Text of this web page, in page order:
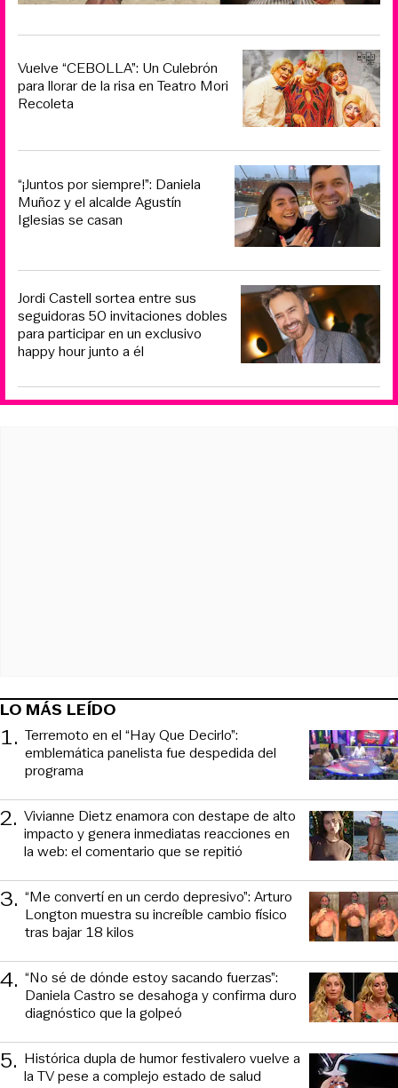
Vuelve “CEBOLLA”: Un Culebrón
para llorar de la risa en Teatro Mori
Recoleta
“¡Juntos por siempre!”: Daniela
Muñoz y el alcalde Agustín
Iglesias se casan
Jordi Castell sortea entre sus
seguidoras 50 invitaciones dobles
para participar en un exclusivo
happy hour junto a él
LO MÁS LEÍDO
1. Terremoto en el “Hay Que Decirlo”:
emblemática panelista fue despedida del
programa
2. Vivianne Dietz enamora con destape de alto
impacto y genera inmediatas reacciones en
la web: el comentario que se repitió
3. “Me convertí en un cerdo depresivo”: Arturo
Longton muestra su increíble cambio físico
tras bajar 18 kilos
4. “No sé de dónde estoy sacando fuerzas”:
Daniela Castro se desahoga y confirma duro
diagnóstico que la golpeó
5. Histórica dupla de humor festivalero vuelve a
la TV pese a complejo estado de salud